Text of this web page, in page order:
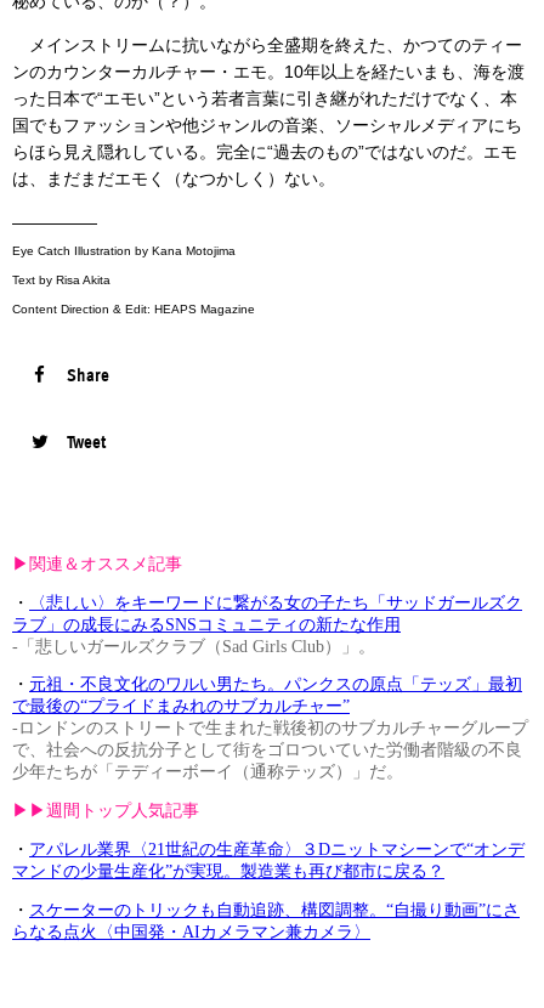
メインストリームに抗いながら全盛期を終えた、かつてのティー
ンのカウンターカルチャー・エモ。10年以上を経たいまも、海を渡
った日本で“エモい”という若者言葉に引き継がれただけでなく、本
国でもファッションや他ジャンルの音楽、ソーシャルメディアにち
らほら見え隠れしている。完全に“過去のもの”ではないのだ。エモ
は、まだまだエモく（なつかしく）ない。
—————
Eye Catch Illustration by Kana Motojima
Text by Risa Akita
Content Direction & Edit: HEAPS Magazine
Share
Tweet
▶︎関連＆オススメ記事
・
〈悲しい〉をキーワードに繋がる女の子たち「サッドガールズク
ラブ」の成長にみるSNSコミュニティの新たな作用
-「悲しいガールズクラブ（Sad Girls Club）」。
・ 元祖・不良文化のワルい男たち。パンクスの原点「テッズ」最初
で最後の“プライドまみれのサブカルチャー”
-ロンドンのストリートで生まれた戦後初のサブカルチャーグループ
で、社会への反抗分子として街をゴロついていた労働者階級の不良
少年たちが「テディーボーイ（通称テッズ）」だ。
▶︎▶︎週間トップ人気記事
・ アパレル業界〈21世紀の生産革命〉３Dニットマシーンで“オンデ
マンドの少量生産化”が実現。製造業も再び都市に戻る？
・ スケーターのトリックも自動追跡、構図調整。“自撮り動画”にさ
らなる点火〈中国発・AIカメラマン兼カメラ〉